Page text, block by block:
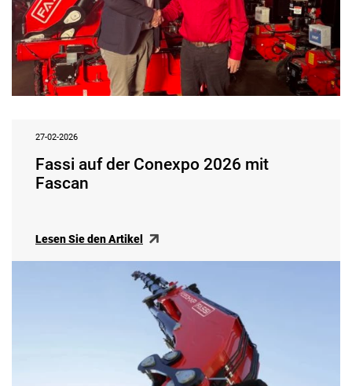
27-02-2026
Fassi auf der Conexpo 2026 mit
Fascan
Lesen Sie den Artikel